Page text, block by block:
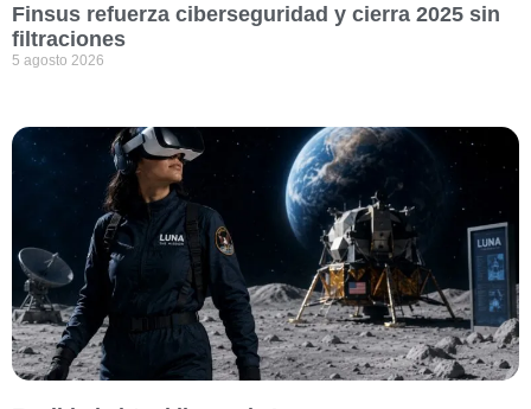
Finsus refuerza ciberseguridad y cierra 2025 sin
filtraciones
5 agosto 2026